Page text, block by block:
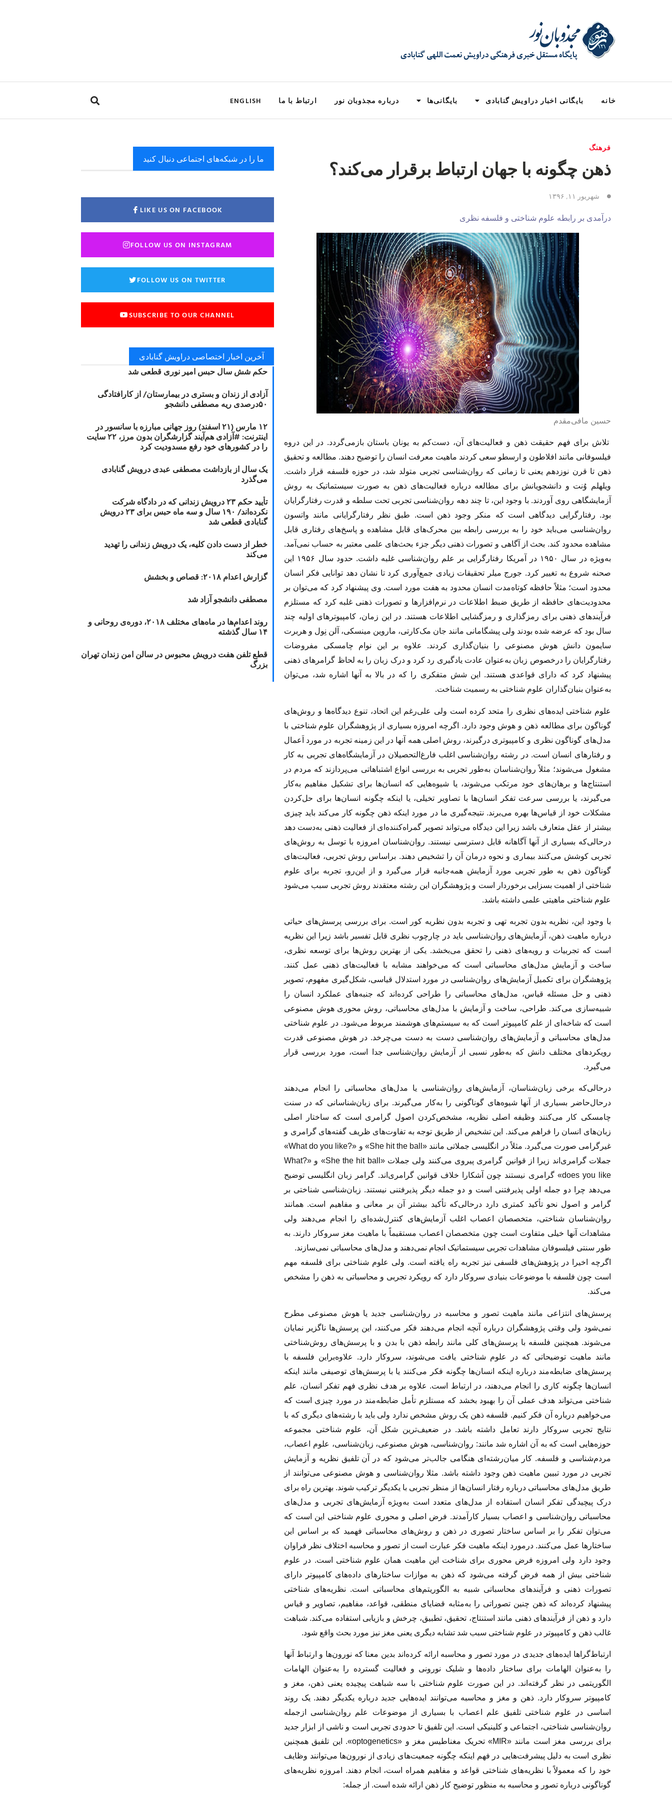
خانه بایگانی اخبار دراویش گنابادی بایگانی‌ها درباره مجذوبان نور ارتباط با ما ENGLISH
فرهنگ
ذهن چگونه با جهان ارتباط برقرار می‌کند؟
شهریور ۱۱, ۱۳۹۶
درآمدی بر رابطه علوم شناختی و فلسفه نظری
حسین مافی‌‌مقدم
تلاش برای فهم حقیقت ذهن و فعالیت‌های آن، دست‌کم به یونان باستان بازمی‌گردد. در این دروه
فیلسوفانی مانند افلاطون و ارسطو سعی کردند ماهیت معرفت انسان را توضیح دهند. مطالعه و تحقیق
ذهن تا قرن نوزدهم یعنی تا زمانی که روان‌شناسی تجربی متولد شد، در حوزه فلسفه قرار داشت.
ویلهلم وُنت و دانشجویانش برای مطالعه درباره فعالیت‌های ذهن به صورت سیستماتیک به روش
آزمایشگاهی روی آوردند. با وجود این، تا چند دهه روان‌شناسی تجربی تحت سلطه و قدرت رفتارگرایان
بود. رفتارگرایی دیدگاهی است که منکر وجود ذهن است. طبق نظر رفتارگرایانی مانند واتسون
روان‌شناسی می‌باید خود را به بررسی رابطه بین محرک‌های قابل مشاهده و پاسخ‌های رفتاری قابل
مشاهده محدود کند. بحث از آگاهی و تصورات ذهنی دیگر جزء بحث‌های علمی معتبر به حساب نمی‌آمد.
به‌ویژه در سال ١٩۵٠ در آمریکا رفتارگرایی بر علم روان‌شناسی غلبه داشت. حدود سال ١٩۵۶ این
صحنه شروع به تغییر کرد. جورج میلر تحقیقات زیادی جمع‌آوری کرد تا نشان دهد توانایی فکر انسان
محدود است؛ مثلاً حافظه کوتاه‌مدت انسان محدود به هفت مورد است. وی پیشنهاد کرد که می‌توان بر
محدودیت‌های حافظه از طریق ضبط اطلاعات در نرم‌افزارها و تصورات ذهنی غلبه کرد که مستلزم
فرآیندهای ذهنی برای رمزگذاری و رمزگشایی اطلاعات هستند. در این زمان، کامپیوترهای اولیه چند
سال بود که عرضه شده بودند ولی پیشگامانی مانند جان مک‌کارتی، ماروین مینسکی، آلن نِول و هربرت
سایمون دانش هوش مصنوعی را بنیان‌گذاری کردند. علاوه بر این نوام چامسکی مفروضات
رفتارگرایان را درخصوص زبان به‌عنوان عادت یادگیری رد کرد و درک زبان را به لحاظ گرامرهای ذهنی
پیشنهاد کرد که دارای قواعدی هستند. این شش متفکری را که در بالا به آنها اشاره شد، می‌توان
به‌عنوان بنیان‌گذاران علوم شناختی به رسمیت شناخت.
علوم شناختی ایده‌های نظری را متحد کرده است ولی علی‌رغم این اتحاد، تنوع دیدگاه‌ها و روش‌های
گوناگون برای مطالعه ذهن و هوش وجود دارد. اگرچه امروزه بسیاری از پژوهشگران علوم شناختی با
مدل‌های گوناگون نظری و کامپیوتری درگیرند، روش اصلی همه آنها در این زمینه تجربه در مورد اَعمال
و رفتارهای انسان است. در رشته روان‌شناسی اغلب فارغ‌التحصیلان در آزمایشگاه‌های تجربی به کار
مشغول می‌شوند؛ مثلاً روان‌شناسان به‌طور تجربی به بررسی انواع اشتباهاتی می‌پردازند که مردم در
استنتاج‌ها و برهان‌های خود مرتکب می‌شوند، یا شیوه‌هایی که انسان‌ها برای تشکیل مفاهیم به‌کار
می‌گیرند، یا بررسی سرعت تفکر انسان‌ها با تصاویر تخیلی، یا اینکه چگونه انسان‌ها برای حل‌کردن
مشکلات خود از قیاس‌ها بهره می‌برند. نتیجه‌گیری ما در مورد اینکه ذهن چگونه کار می‌کند باید چیزی
بیشتر از عقل متعارف باشد زیرا این دیدگاه می‌تواند تصویر گمراه‌کننده‌ای از فعالیت ذهنی به‌دست دهد
درحالی‌که بسیاری از آنها آگاهانه قابل دسترسی نیستند. روان‌شناسان امروزه با توسل به روش‌های
تجربی کوشش می‌کنند بیماری و نحوه درمان آن را تشخیص دهند. براساس روش تجربی، فعالیت‌های
گوناگون ذهن به طور تجربی مورد آزمایش همه‌جانبه قرار می‌گیرد و از این‌رو، تجربه برای علوم
شناختی از اهمیت بسزایی برخوردار است و پژوهشگران این رشته معتقدند روش تجربی سبب می‌شود
علوم شناختی ماهیتی علمی داشته باشد.
با وجود این، نظریه بدون تجربه تهی و تجربه بدون نظریه کور است. برای بررسی پرسش‌های حیاتی
درباره ماهیت ذهن، آزمایش‌های روان‌شناسی باید در چارچوب نظری قابل تفسیر باشد زیرا این نظریه
است که تجربیات و رویه‌های ذهنی را تحقق می‌بخشد. یکی از بهترین روش‌ها برای توسعه نظری،
ساخت و آزمایش مدل‌های محاسباتی است که می‌خواهند مشابه با فعالیت‌های ذهنی عمل کنند.
پژوهشگران برای تکمیل آزمایش‌های روان‌شناسی در مورد استدلال قیاسی، شکل‌گیری مفهوم، تصویر
ذهنی و حل مسئله قیاس، مدل‌های محاسباتی را طراحی کرده‌اند که جنبه‌های عملکرد انسان را
شبیه‌سازی می‌کند. طراحی، ساخت و آزمایش با مدل‌های محاسباتی، روش محوری هوش مصنوعی
است که شاخه‌ای از علم کامپیوتر است که به سیستم‌های هوشمند مربوط می‌شود. در علوم شناختی
مدل‌های محاسباتی و آزمایش‌های روان‌شناسی دست به دست می‌چرخد. در هوش مصنوعی قدرت
رویکردهای مختلف دانش که به‌طور نسبی از آزمایش روان‌شناسی جدا است، مورد بررسی قرار
می‌گیرد.
درحالی‌که برخی زبان‌شناسان، آزمایش‌های روان‌شناسی یا مدل‌های محاسباتی را انجام می‌دهند
درحال‌حاضر بسیاری از آنها شیوه‌های گوناگونی را به‌کار می‌گیرند. برای زبان‌شناسانی که در سنت
چامسکی کار می‌کنند وظیفه اصلی نظریه، مشخص‌کردن اصول گرامری است که ساختار اصلی
زبان‌های انسان را فراهم می‌کند. این تشخیص از طریق توجه به تفاوت‌های ظریف گفته‌های گرامری و
غیرگرامی صورت می‌گیرد. مثلاً در انگلیسی جملاتی مانند «She hit the ball» و «?What do you like»
جملات گرامری‌اند زیرا از قوانین گرامری پیروی می‌کنند ولی جملات «She the hit ball» و «?What
does you like» گرامری نیستند چون آشکارا خلاف قوانین گرامری‌اند. گرامر زبان انگلیسی توضیح
می‌دهد چرا دو جمله اولی پذیرفتنی است و دو جمله دیگر پذیرفتنی نیستند. زبان‌شناسی شناختی بر
گرامر و اصول نحو تأکید کمتری دارد درحالی‌که تأکید بیشتر آن بر معانی و مفاهیم است. همانند
روان‌شناسان شناختی، متخصصان اعصاب اغلب آزمایش‌های کنترل‌شده‌ای را انجام می‌دهند ولی
مشاهدات آنها خیلی متفاوت است چون متخصصان اعصاب مستقیماً با ماهیت مغز سروکار دارند. به
طور سنتی فیلسوفان مشاهدات تجربی سیستماتیک انجام نمی‌دهند و مدل‌های محاسباتی نمی‌سازند.
اگرچه اخیرا در پژوهش‌های فلسفی نیز تجربه راه یافته است. ولی علوم شناختی برای فلسفه مهم
است چون فلسفه با موضوعات بنیادی سروکار دارد که رویکرد تجربی و محاسباتی به ذهن را مشخص
می‌کند.
پرسش‌های انتزاعی مانند ماهیت تصور و محاسبه در روان‌شناسی جدید یا هوش مصنوعی مطرح
نمی‌شود ولی وقتی پژوهشگران درباره آنچه انجام می‌دهند فکر می‌کنند، این پرسش‌ها ناگزیر نمایان
می‌شوند. همچنین فلسفه با پرسش‌های کلی مانند رابطه ذهن با بدن و با پرسش‌های روش‌شناختی
مانند ماهیت توضیحاتی که در علوم شناختی یافت می‌شوند، سروکار دارد. علاوه‌براین فلسفه با
پرسش‌های ضابطه‌مند درباره اینکه انسان‌ها چگونه فکر می‌کنند یا با پرسش‌های توصیفی مانند اینکه
انسان‌ها چگونه کاری را انجام می‌دهند، در ارتباط است. علاوه بر هدف نظری فهم تفکر انسان، علم
شناختی می‌تواند هدف عملی آن را بهبود بخشد که مستلزم تأمل ضابطه‌مند در مورد چیزی است که
می‌خواهیم درباره آن فکر کنیم. فلسفه ذهن یک روش مشخص ندارد ولی باید با رشته‌های دیگری که با
نتایج تجربی سروکار دارند تعامل داشته باشد. در ضعیف‌ترین شکل آن، علوم شناختی مجموعه
حوزه‌هایی است که به آن اشاره شد مانند: روان‌شناسی، هوش مصنوعی، زبان‌شناسی، علوم اعصاب،
مردم‌شناسی و فلسفه. کار میان‌رشته‌ای هنگامی جالب‌تر می‌شود که در آن تلفیق نظریه و آزمایش
تجربی در مورد تبیین ماهیت ذهن وجود داشته باشد. مثلا روان‌شناسی و هوش مصنوعی می‌توانند از
طریق مدل‌های محاسباتی درباره رفتار انسان‌ها از منظر تجربی با یکدیگر ترکیب شوند. بهترین راه برای
درک پیچیدگی تفکر انسان استفاده از مدل‌های متعدد است به‌ویژه آزمایش‌های تجربی و مدل‌های
محاسباتی روان‌شناسی و اعصاب بسیار کارآمدند. فرض اصلی و محوری علوم شناختی این است که
می‌توان تفکر را بر اساس ساختار تصوری در ذهن و روش‌های محاسباتی فهمید که بر اساس این
ساختارها عمل می‌کنند. درمورد اینکه ماهیت فکر عبارت است از تصور و محاسبه اختلاف نظر فراوان
وجود دارد ولی امروزه فرض محوری برای شناخت این ماهیت همان علوم شناختی است. در علوم
شناختی بیش از همه فرض گرفته می‌شود که ذهن به موازات ساختارهای داده‌های کامپیوتر دارای
تصورات ذهنی و فرآیندهای محاسباتی شبیه به الگوریتم‌های محاسباتی است. نظریه‌های شناختی
پیشنهاد کرده‌اند که ذهن چنین تصوراتی را به‌مثابه قضایای منطقی، قواعد، مفاهیم، تصاویر و قیاس
دارد و ذهن از فرآیندهای ذهنی مانند استنتاج، تحقیق، تطبیق، چرخش و بازیابی استفاده می‌کند. شباهت
غالب ذهن و کامپیوتر در علوم شناختی سبب شد تشابه دیگری یعنی مغز نیز مورد بحث واقع شود.
ارتباط‌گراها ایده‌های جدیدی در مورد تصور و محاسبه ارائه کرده‌اند بدین معنا که نورون‌ها و ارتباط آنها
را به‌عنوان الهامات برای ساختار داده‌ها و شلیک نورونی و فعالیت گسترده را به‌عنوان الهامات
الگوریتمی در نظر گرفته‌اند. در این صورت علوم شناختی با سه شباهت پیچیده یعنی ذهن، مغز و
کامپیوتر سروکار دارد. ذهن و مغز و محاسبه می‌توانند ایده‌هایی جدید درباره یکدیگر دهند. یک روند
اساسی در علوم شناختی تلفیق علم اعصاب با بسیاری از موضوعات علم روان‌شناسی ازجمله
روان‌شناسی‌ شناختی، اجتماعی و کلینیکی است. این تلفیق تا حدودی تجربی است و ناشی از ابزار جدید
برای بررسی مغز است مانند «MIR» تحریک مغناطیس مغز و «optogenetics». این تلفیق همچنین
نظری است به دلیل پیشرفت‌هایی در فهم اینکه چگونه جمعیت‌های زیادی از نورون‌ها می‌توانند وظایف
خود را که معمولاً با نظریه‌های شناختی قواعد و مفاهیم همراه است، انجام دهند. امروزه نظریه‌های
گوناگونی درباره تصور و محاسبه به منظور توضیح کار ذهن ارائه شده است. از جمله:
ما را در شبکه‌های اجتماعی دنبال کنید
LIKE US ON FACEBOOK
FOLLOW US ON INSTAGRAM
FOLLOW US ON TWITTER
SUBSCRIBE TO OUR CHANNEL
آخرین اخبار اختصاصی دراویش گنابادی
حکم شش سال حبس امیر نوری قطعی شد
آزادی از زندان و بستری در بیمارستان/ از کارافتادگی
۵۰درصدی ریه مصطفی دانشجو
۱۲ مارس (۲۱ اسفند) روز جهانی مبارزه با سانسور در
اینترنت: #آزادی هم‌آیند گزارشگران‌ بدون مرز، ۲۲ سایت
را در کشورهای خود رفع مسدودیت کرد
یک سال از بازداشت مصطفی عبدی درویش گنابادی
می‌گذرد
تأیید حکم ۲۳ درویش زندانی که در دادگاه شرکت
نکرده‌اند/ ۱۹۰ سال و سه ماه حبس برای ۲۳ درویش
گنابادی قطعی شد
خطر از دست دادن کلیه، یک درویش زندانی را تهدید
می‌کند
گزارش اعدام ۲۰۱۸: قصاص و بخشش
مصطفی دانشجو آزاد شد
روند اعدام‌ها در ماه‌های مختلف ۲۰۱۸، دوره‌ی روحانی و
۱۴ سال گذشته
قطع تلفن هفت درویش محبوس در سالن امن زندان تهران
بزرگ